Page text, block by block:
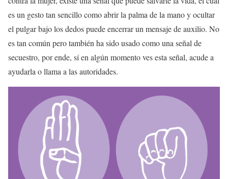
es un gesto tan sencillo como abrir la palma de la mano y ocultar
el pulgar bajo los dedos puede encerrar un mensaje de auxilio. No
es tan común pero también ha sido usado como una señal de
secuestro, por ende, sí en algún momento ves esta señal, acude a
ayudarla o llama a las autoridades.